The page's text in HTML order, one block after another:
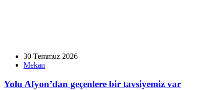
30 Temmuz 2026
Mekan
Yolu Afyon’dan geçenlere bir tavsiyemiz var